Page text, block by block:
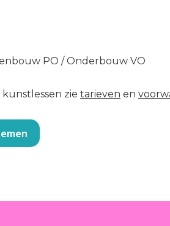
PO / Onderbouw VO
zie tarieven en